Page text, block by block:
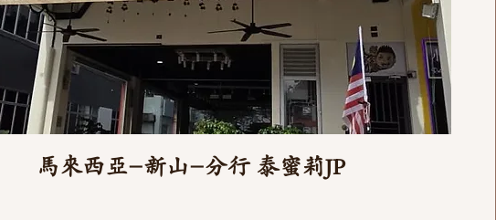
馬來西亞-新山-分行 泰蜜莉JP